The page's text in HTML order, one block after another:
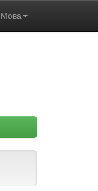
Мова